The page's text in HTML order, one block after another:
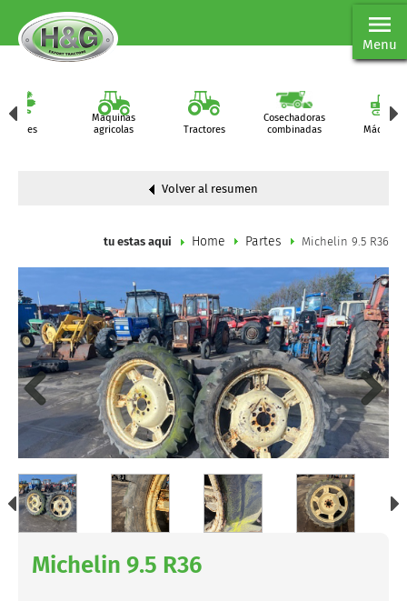
Menu
Partes
Maquinas
agricolas
Tractores
Cosechadoras
combinadas
Máquinas
Volver al resumen
tu estas aqui Home Partes Michelin 9.5 R36
Michelin 9.5 R36